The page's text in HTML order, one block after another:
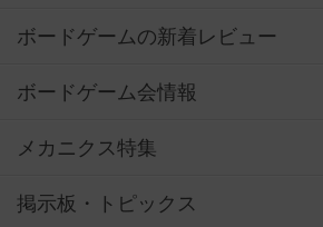
ボードゲームの新着レビュー
ボードゲーム会情報
メカニクス特集
掲示板・トピックス